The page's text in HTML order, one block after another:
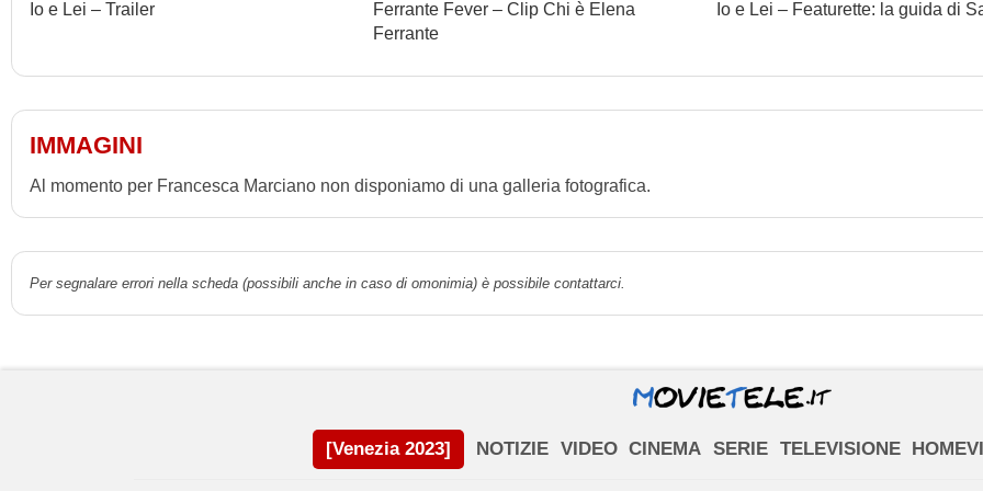
Io e Lei – Trailer
Ferrante Fever – Clip Chi è Elena
Ferrante
Io e Lei – Featurette: la guida di
IMMAGINI
Al momento per Francesca Marciano non disponiamo di una galleria fotografica.
Per segnalare errori nella scheda (possibili anche in caso di omonimia) è possibile contattarci.
[Venezia 2023] NOTIZIE VIDEO CINEMA SERIE TELEVISIONE